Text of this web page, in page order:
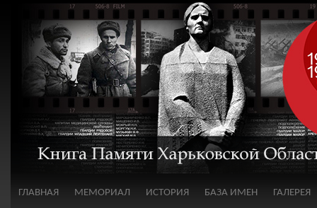
ГЛАВНАЯ МЕМОРИАЛ ИСТОРИЯ БАЗА ИМЕН ГАЛЕРЕЯ